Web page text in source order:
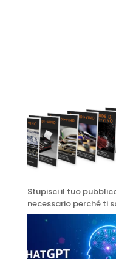
Stupisci il tuo
necessario perché ti